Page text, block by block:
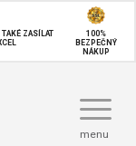
ZASÍLAT
100%
BEZPEČNÝ
NÁKUP
menu